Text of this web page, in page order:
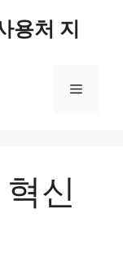
용처 지
메
신